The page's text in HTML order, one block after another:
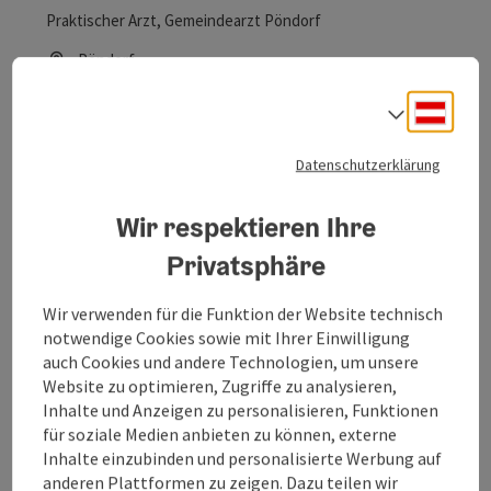
Praktischer Arzt, Gemeindearzt Pöndorf
Pöndorf
: Dr.med.univ. Haselbruner
Dr.med.univ. Haselbruner
Praxis für Allgemeinmedizin | Gemeindearzt
Frankenmarkt
Telefon
+43 7684 8031
Öffnungszeiten
MOMontag geöffnet
DI Dienstag geöffnet
MIMittwoch geöffnet
DODonnerstag geöffnet
FRFreitag geöffnet
Datenschutzerklärung
Wir respektieren Ihre
Privatsphäre
Wir verwenden für die Funktion der Website technisch
notwendige Cookies sowie mit Ihrer Einwilligung
auch Cookies und andere Technologien, um unsere
Website zu optimieren, Zugriffe zu analysieren,
Inhalte und Anzeigen zu personalisieren, Funktionen
für soziale Medien anbieten zu können, externe
Inhalte einzubinden und personalisierte Werbung auf
anderen Plattformen zu zeigen. Dazu teilen wir